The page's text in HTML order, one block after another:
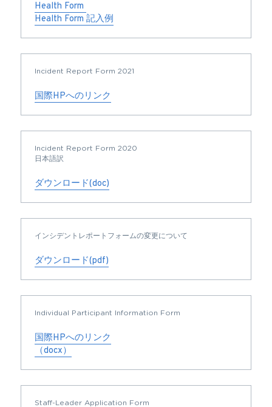
Health Form
Health Form 記入例
Incident Report Form 2021
国際HPへのリンク
Incident Report Form 2020
日本語訳
ダウンロード(doc)
インシデントレポートフォームの変更について
ダウンロード(pdf)
Individual Participant Information Form
国際HPへのリンク
（docx）
Staff-Leader Application Form